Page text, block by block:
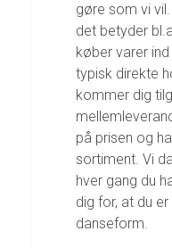
gøre som vi
det betyder
køber varer
typisk direkte
kommer dig
på prisen og
sortiment. Vi
hver gang du
dig for, at du
danseform.